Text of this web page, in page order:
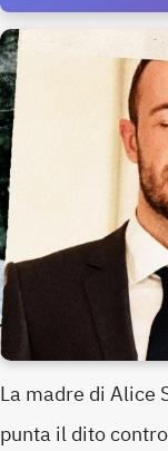
La madre di Alice
punta il dito